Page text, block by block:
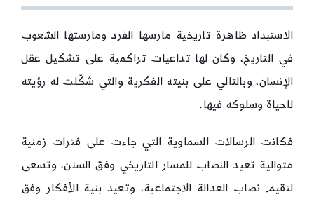
الاستبداد ظاهرة تاريخية مارسها الفرد ومارستها الشعوب
في التاريخ، وكان لها تداعيات تراكمية على تشكيل عقل
الإنسان، وبالتالي على بنيته الفكرية والتي شكّلت له رؤيته
للحياة وسلوكه فيها.
فكانت الرسالات السماوية التي جاءت على فترات زمنية
متوالية تعيد النصاب للمسار التاريخي وفق السنن، وتسعى
لتقيم نصاب العدالة الاجتماعية، وتعيد بنية الأفكار وفق